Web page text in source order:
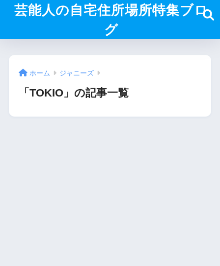
芸能人の自宅住所場所特集ブロ
グ
ホーム ジャニーズ
「TOKIO」の記事一覧